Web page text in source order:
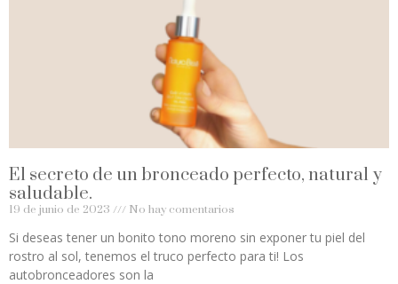
El secreto de un bronceado perfecto, natural y
saludable.
19 de junio de 2023 No hay comentarios
Si deseas tener un bonito tono moreno sin exponer tu piel del
rostro al sol, tenemos el truco perfecto para ti! Los
autobronceadores son la